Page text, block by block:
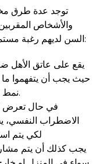
توجد عدة طرق
والأشخاص
السن لديهم رغبة مستمرة في الحياة، ومن هذه الطرق ما يلي:
يقع على عاتق الأهل
حيث يجب أن يتفهموا
نمط حياتهم ويجب أن يحسنوا التعامل معهم.
في حال تعرض
الاضطراب النفسي،
لكي يتم
يجب كذلك أن يتم